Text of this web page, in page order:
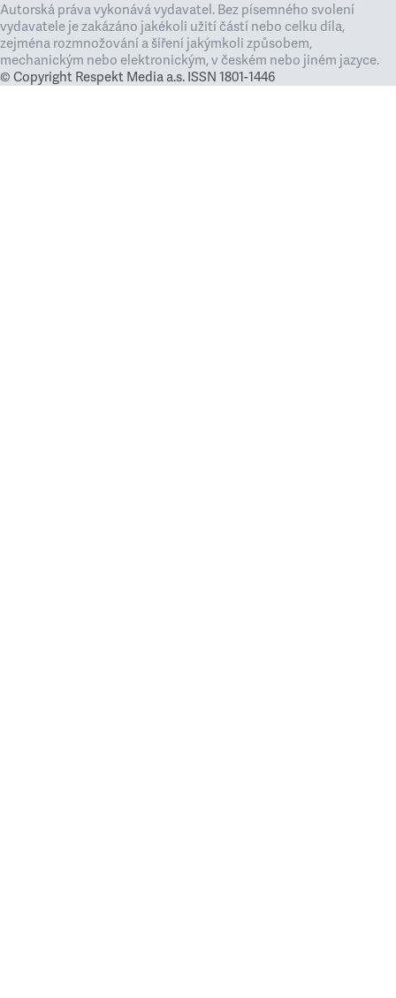
Autorská práva vykonává vydavatel. Bez písemného svolení
vydavatele je zakázáno jakékoli užití částí nebo celku díla,
zejména rozmnožování a šíření jakýmkoli způsobem,
mechanickým nebo elektronickým, v českém nebo jiném jazyce.
© Copyright Respekt Media a.s. ISSN 1801-1446